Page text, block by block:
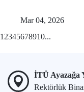
Mar 04, 2026
1 2345678910...
İTÜ Ayazağa
Rektörlük